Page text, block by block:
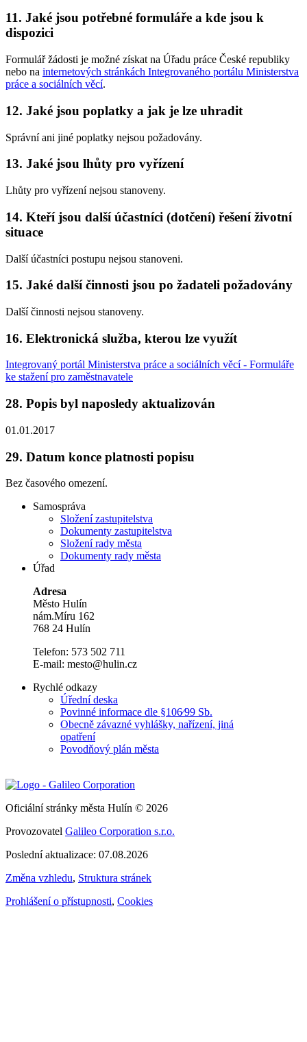
11. Jaké jsou potřebné formuláře a kde jsou k
dispozici
Formulář žádosti je možné získat na Úřadu práce České republiky
nebo na internetových stránkách Integrovaného portálu Ministerstva
práce a sociálních věcí.
12. Jaké jsou poplatky a jak je lze uhradit
Správní ani jiné poplatky nejsou požadovány.
13. Jaké jsou lhůty pro vyřízení
Lhůty pro vyřízení nejsou stanoveny.
14. Kteří jsou další účastníci (dotčení) řešení životní
situace
Další účastníci postupu nejsou stanoveni.
15. Jaké další činnosti jsou po žadateli požadovány
Další činnosti nejsou stanoveny.
16. Elektronická služba, kterou lze využít
Integrovaný portál Ministerstva práce a sociálních věcí - Formuláře
ke stažení pro zaměstnavatele
28. Popis byl naposledy aktualizován
01.01.2017
29. Datum konce platnosti popisu
Bez časového omezení.
Samospráva
Složení zastupitelstva
Dokumenty zastupitelstva
Složení rady města
Dokumenty rady města
Úřad
Adresa
Město Hulín
nám.Míru 162
768 24 Hulín
Telefon: 573 502 711
E-mail: mesto@hulin.cz
Rychlé odkazy
Úřední deska
Povinné informace dle §106⁄99 Sb.
Obecně závazné vyhlášky, nařízení, jiná
opatření
Povodňový plán města
Oficiální stránky města Hulín © 2026
Provozovatel Galileo Corporation s.r.o.
Poslední aktualizace: 07.08.2026
Změna vzhledu, Struktura stránek
Prohlášení o přístupnosti, Cookies